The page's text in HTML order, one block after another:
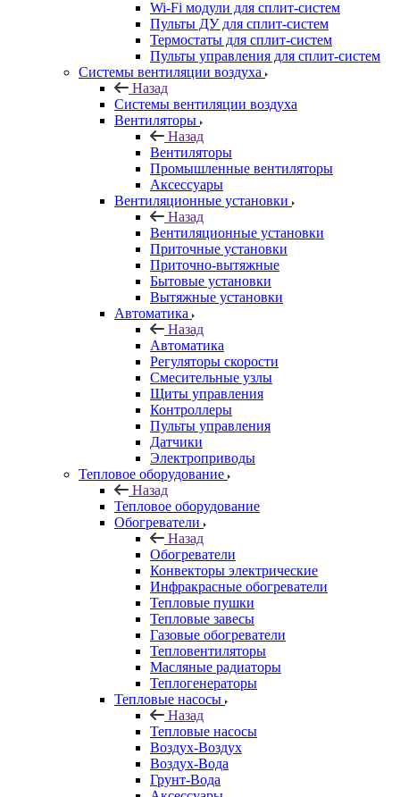
Wi-Fi модули для сплит-систем
Пульты ДУ для сплит-систем
Термостаты для сплит-систем
Пульты управления для сплит-систем
Системы вентиляции воздуха
Назад
Системы вентиляции воздуха
Вентиляторы
Назад
Вентиляторы
Промышленные вентиляторы
Аксессуары
Вентиляционные установки
Назад
Вентиляционные установки
Приточные установки
Приточно-вытяжные
Бытовые установки
Вытяжные установки
Автоматика
Назад
Автоматика
Регуляторы скорости
Смесительные узлы
Щиты управления
Контроллеры
Пульты управления
Датчики
Электроприводы
Тепловое оборудование
Назад
Тепловое оборудование
Обогреватели
Назад
Обогреватели
Конвекторы электрические
Инфракрасные обогреватели
Тепловые пушки
Тепловые завесы
Газовые обогреватели
Тепловентиляторы
Масляные радиаторы
Теплогенераторы
Тепловые насосы
Назад
Тепловые насосы
Воздух-Воздух
Воздух-Вода
Грунт-Вода